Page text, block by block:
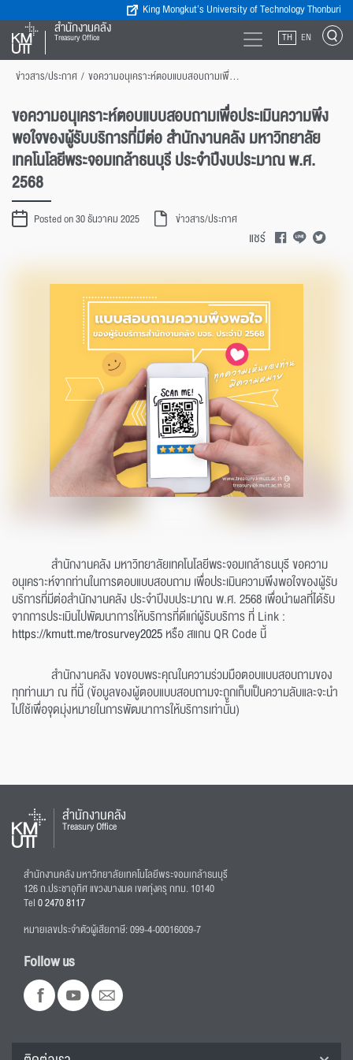
King Mongkut’s University of Technology Thonburi
สำนักงานคลัง
Treasury Office TH EN
ข่าวสาร/ประกาศ / ขอความอนุเคราะห์ตอบแบบสอบถามเพื่อประเมินความพึงพอใจของผู้รับบริการที่มีต่อ สำนักงานคลัง มหาวิทยาลัยเทคโนโลยีพระจอมเกล้าธนบุรี ประจำปีงบประมาณ พ.ศ. 2568
ขอความอนุเคราะห์ตอบแบบสอบถามเพื่อประเมินความพึง
พอใจของผู้รับบริการที่มีต่อ สำนักงานคลัง มหาวิทยาลัย
เทคโนโลยีพระจอมเกล้าธนบุรี ประจำปีงบประมาณ พ.ศ.
2568
Posted on 30 ธันวาคม 2025 ข่าวสาร/ประกาศ
แชร์
สำนักงานคลัง มหาวิทยาลัยเทคโนโลยีพระจอมเกล้าธนบุรี ขอความ
อนุเคราะห์จากท่านในการตอบแบบสอบถาม เพื่อประเมินความพึงพอใจของผู้รับ
บริการที่มีต่อสำนักงานคลัง ประจำปีงบประมาณ พ.ศ. 2568 เพื่อนำผลที่ได้รับ
จากการประเมินไปพัฒนาการให้บริการที่ดีแก่ผู้รับบริการ ที่ Link :
https://kmutt.me/trosurvey2025หรือ สแกน QR Code นี้
สำนักงานคลัง ขอขอบพระคุณในความร่วมมือตอบแบบสอบถามของ
ทุกท่านมา ณ ที่นี้ (ข้อมูลของผู้ตอบแบบสอบถามจะถูกเก็บเป็นความลับและจะนำ
ไปใช้เพื่อจุดมุ่งหมายในการพัฒนาการให้บริการเท่านั้น)
สำนักงานคลัง
Treasury Office
สำนักงานคลัง มหาวิทยาลัยเทคโนโลยีพระจอมเกล้าธนบุรี
126 ถ.ประชาอุทิศ แขวงบางมด เขตทุ่งครุ กทม. 10140
Tel0 2470 8117
หมายเลขประจำตัวผู้เสียภาษี: 099-4-00016009-7
Follow us